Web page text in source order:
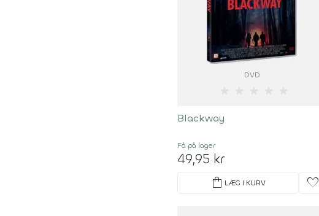
DVD
Blackway
Få på lager
49,95 kr
shopping_bag LÆG I KURV favorite